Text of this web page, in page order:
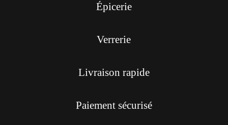
Épicerie
Verrerie
Livraison rapide
Paiement sécurisé